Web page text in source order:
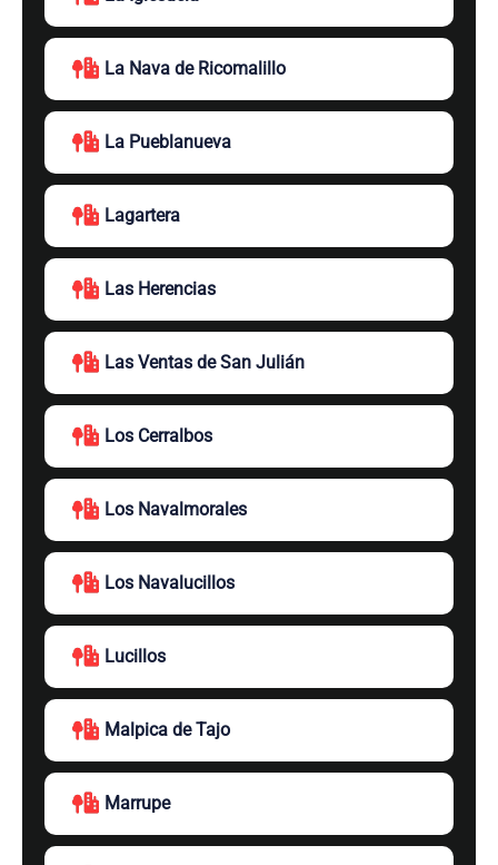
La Nava de Ricomalillo
La Pueblanueva
Lagartera
Las Herencias
Las Ventas de San Julián
Los Cerralbos
Los Navalmorales
Los Navalucillos
Lucillos
Malpica de Tajo
Marrupe